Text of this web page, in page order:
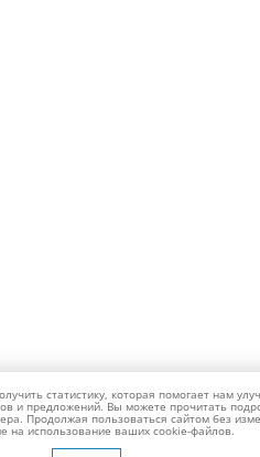
статистику, которая помогает нам
и предложений. Вы можете прочитать
Продолжая пользоваться сайтом без
на использование ваших cookie-файлов.